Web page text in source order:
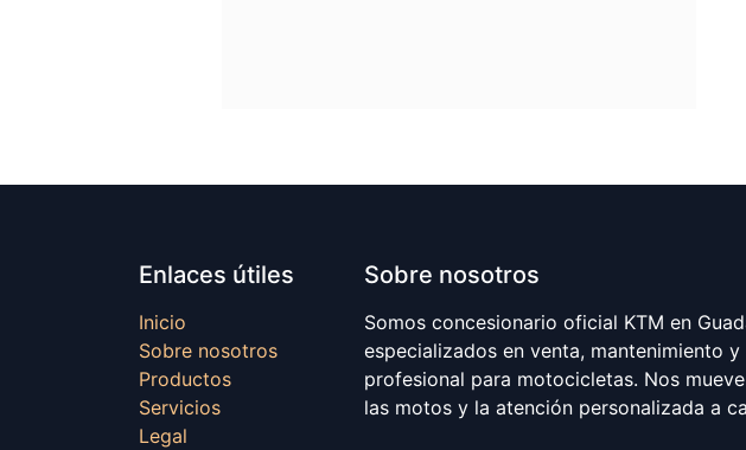
Enlaces útiles
Inicio
Sobre nosotros
Productos
Servicios
Legal
Sobre nosotros
Somos concesionario oficial KTM en
especializados en venta, mantenimiento y
profesional para motocicletas. Nos
las motos y la atención personalizada a